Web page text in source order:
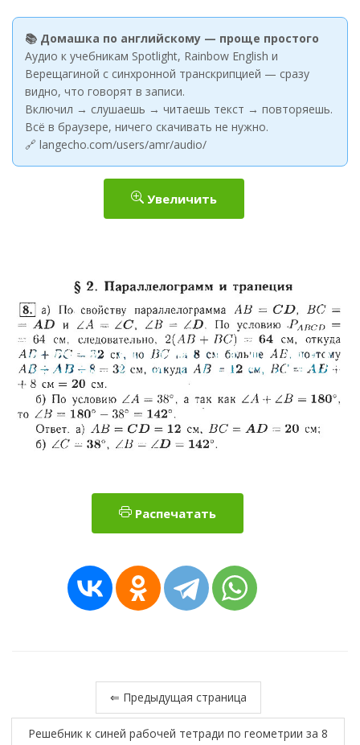
📚 Домашка по английскому — проще простого
Аудио к учебникам Spotlight, Rainbow English и
Верещагиной с синхронной транскрипцией — сразу
видно, что говорят в записи.
Включил → слушаешь → читаешь текст → повторяешь.
Всё в браузере, ничего скачивать не нужно.
🔗 langecho.com/users/amr/audio/
Увеличить
Распечатать
⇐ Предыдущая страница
Решебник к синей рабочей тетради по геометрии за 8